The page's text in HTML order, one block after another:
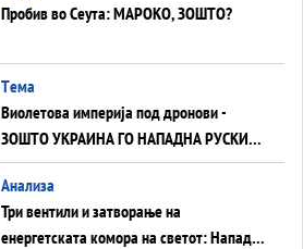
Пробив во Сеута: МАРОКО, ЗОШТО?
Tема
Виолетова империја под дронови -
ЗОШТО УКРАИНА ГО НАПАДНА РУСКИОТ
WILDBERRIES
Aнализа
Три вентили и затворање на
енергетската комора на светот: Нападот